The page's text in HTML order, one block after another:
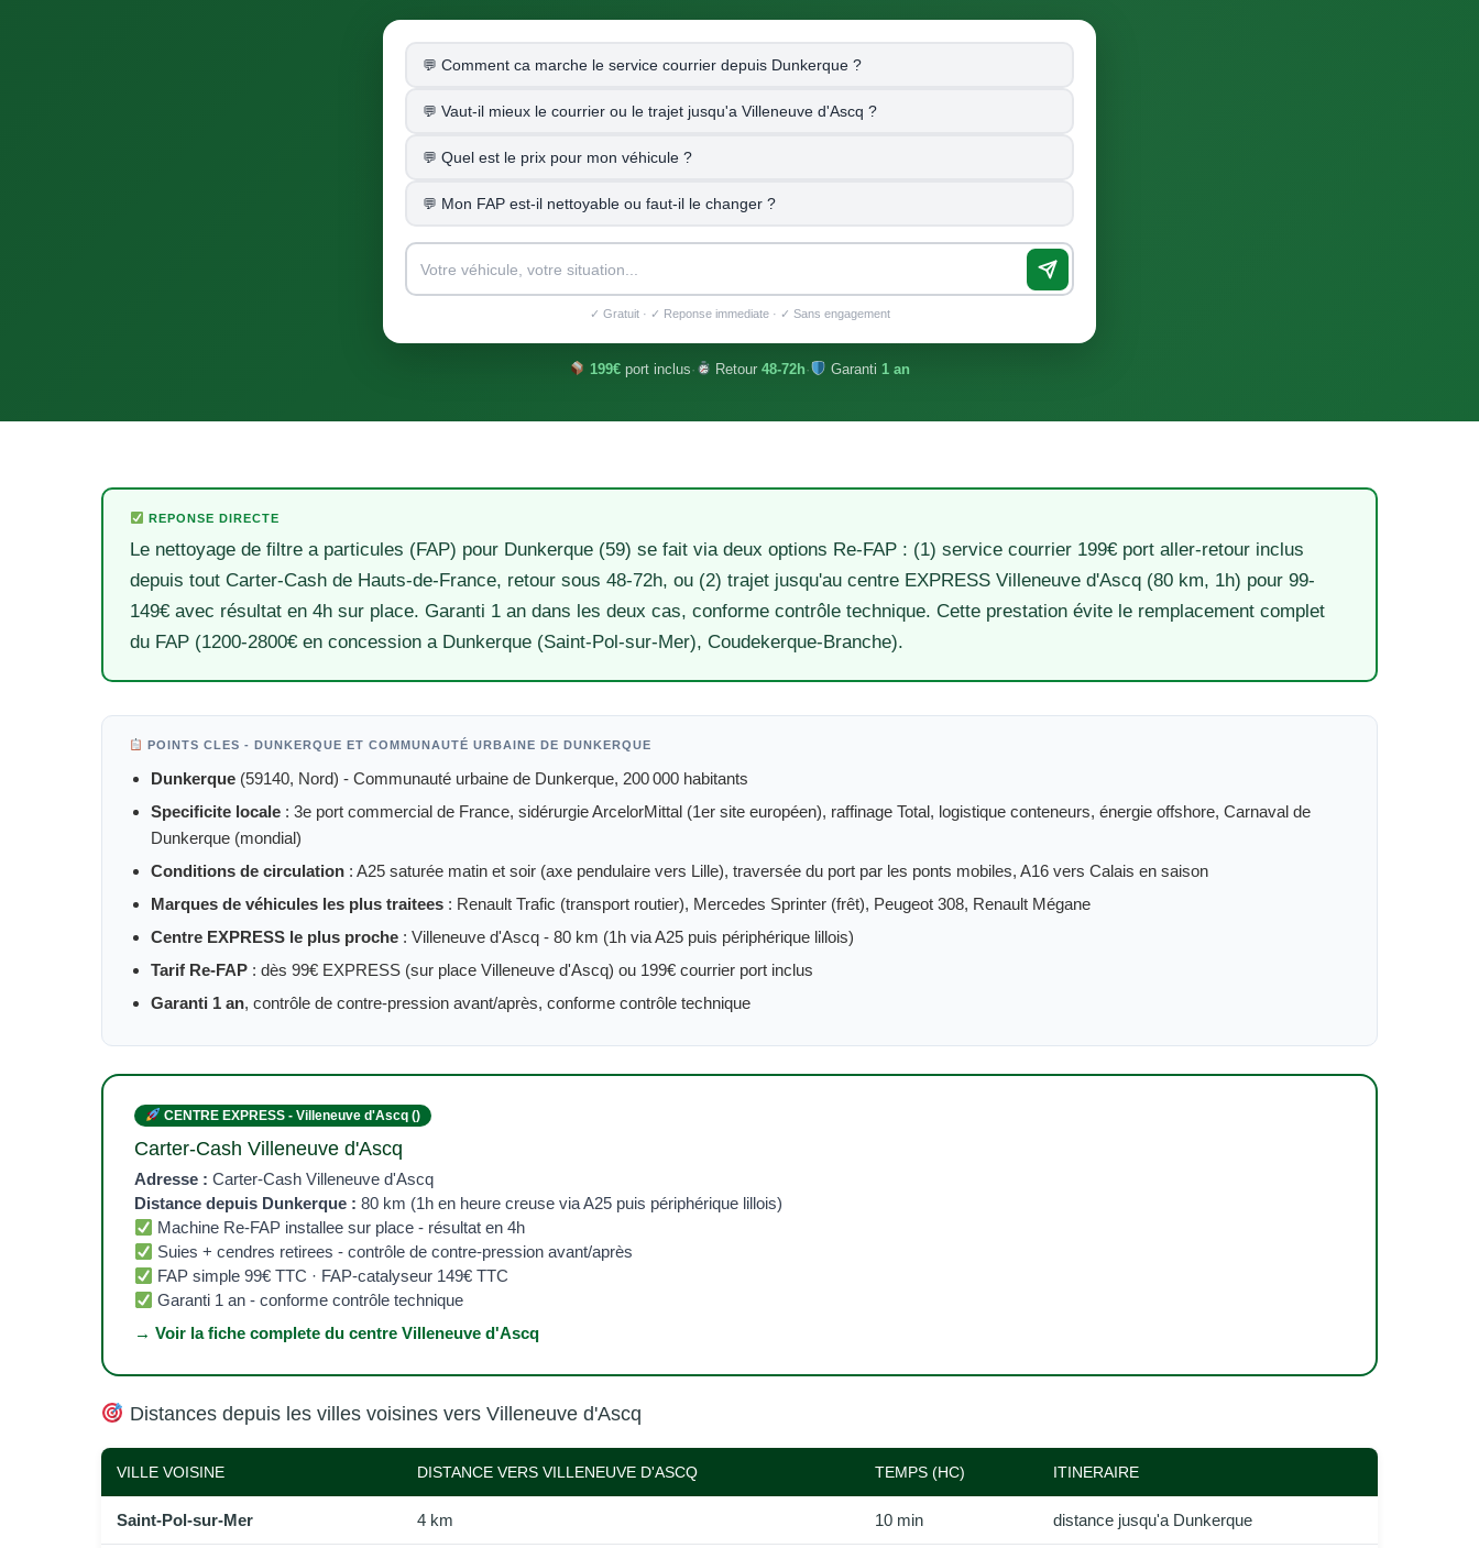
Comment ca marche le service courrier depuis Dunkerque ?
Vaut-il mieux le courrier ou le trajet jusqu'a Villeneuve d'Ascq ?
Quel est le prix pour mon véhicule ?
Mon FAP est-il nettoyable ou faut-il le changer ?
✓ Gratuit · ✓ Reponse immediate · ✓ Sans engagement
199€port inclus· Retour48-72h· Garanti1 an
REPONSE DIRECTE
Le nettoyage de filtre a particules (FAP) pour Dunkerque (59) se fait via deux options Re-FAP : (1) service courrier 199€ port aller-retour inclus
depuis tout Carter-Cash de Hauts-de-France, retour sous 48-72h, ou (2) trajet jusqu'au centre EXPRESS Villeneuve d'Ascq (80 km, 1h) pour 99-
149€ avec résultat en 4h sur place. Garanti 1 an dans les deux cas, conforme contrôle technique. Cette prestation évite le remplacement complet
du FAP (1200-2800€ en concession a Dunkerque (Saint-Pol-sur-Mer), Coudekerque-Branche).
POINTS CLES - DUNKERQUE ET COMMUNAUTÉ URBAINE DE DUNKERQUE
Dunkerque (59140, Nord) - Communauté urbaine de Dunkerque, 200 000 habitants
Specificite locale : 3e port commercial de France, sidérurgie ArcelorMittal (1er site européen), raffinage Total, logistique conteneurs, énergie offshore, Carnaval de
Dunkerque (mondial)
Conditions de circulation : A25 saturée matin et soir (axe pendulaire vers Lille), traversée du port par les ponts mobiles, A16 vers Calais en saison
Marques de véhicules les plus traitees : Renault Trafic (transport routier), Mercedes Sprinter (frêt), Peugeot 308, Renault Mégane
Centre EXPRESS le plus proche : Villeneuve d'Ascq - 80 km (1h via A25 puis périphérique lillois)
Tarif Re-FAP : dès 99€ EXPRESS (sur place Villeneuve d'Ascq) ou 199€ courrier port inclus
Garanti 1 an, contrôle de contre-pression avant/après, conforme contrôle technique
CENTRE EXPRESS - Villeneuve d'Ascq ()
Carter-Cash Villeneuve d'Ascq
Adresse : Carter-Cash Villeneuve d'Ascq
Distance depuis Dunkerque : 80 km (1h en heure creuse via A25 puis périphérique lillois)
Machine Re-FAP installee sur place - résultat en 4h
Suies + cendres retirees - contrôle de contre-pression avant/après
FAP simple 99€ TTC · FAP-catalyseur 149€ TTC
Garanti 1 an - conforme contrôle technique
→ Voir la fiche complete du centre Villeneuve d'Ascq
Distances depuis les villes voisines vers Villeneuve d'Ascq
VILLE VOISINE DISTANCE VERS VILLENEUVE D'ASCQ TEMPS (HC) ITINERAIRE
Saint-Pol-sur-Mer 4 km 10 min distance jusqu'a Dunkerque